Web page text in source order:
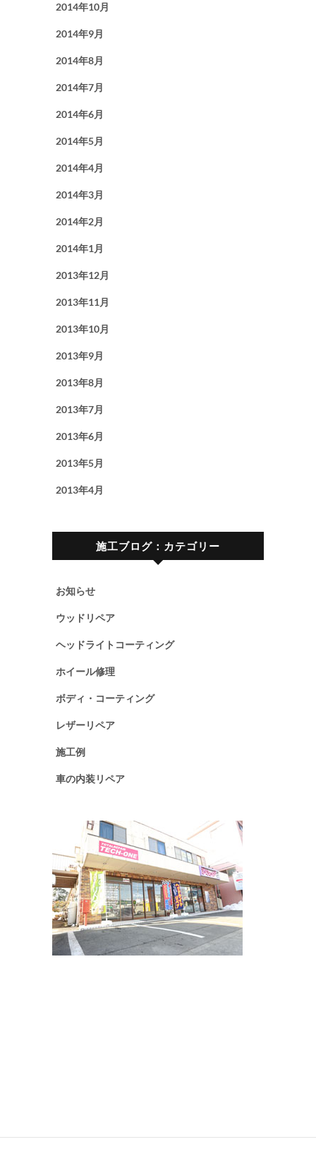
2014年10月
2014年9月
2014年8月
2014年7月
2014年6月
2014年5月
2014年4月
2014年3月
2014年2月
2014年1月
2013年12月
2013年11月
2013年10月
2013年9月
2013年8月
2013年7月
2013年6月
2013年5月
2013年4月
施工ブログ：カテゴリー
お知らせ
ウッドリペア
ヘッドライトコーティング
ホイール修理
ボディ・コーティング
レザーリペア
施工例
車の内装リペア